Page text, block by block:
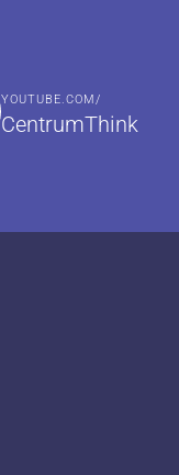
YOUTUBE.COM/
CentrumThink